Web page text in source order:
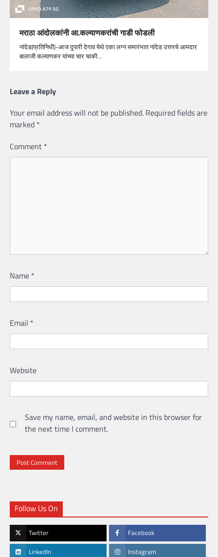
मराठा आंदोलकांनी आ.कल्याणकरांची गाडी फोडली
नांदेड(प्रतिनिधी)-आज दुपारी देगाव येथे एका लग्न समारंभात नांदेड उत्तरचे आमदार
बालाजी कल्याणकर यांच्या चार चाकी…
Leave a Reply
Your email address will not be published. Required fields are
marked *
Comment *
Name *
Email *
Website
Save my name, email, and website in this browser for
the next time I comment.
Follow Us On
Twitter Facebook
LinkedIn Instagram